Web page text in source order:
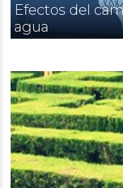
Efectos del
agua